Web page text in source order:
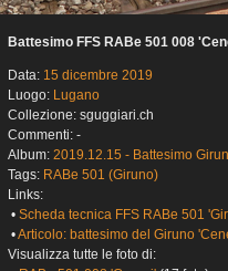
Battesimo FFS RABe 501 008
Data: 15 dicembre 2019
Luogo: Lugano
Collezione: sguggiari.ch
Commenti: -
Album: 2019.12.15 - Battesimo
Tags: RABe 501 (Giruno)
Links:
• Scheda tecnica FFS RABe 501
•Articolo: battesimo del Giruno
Visualizza tutte le foto di: